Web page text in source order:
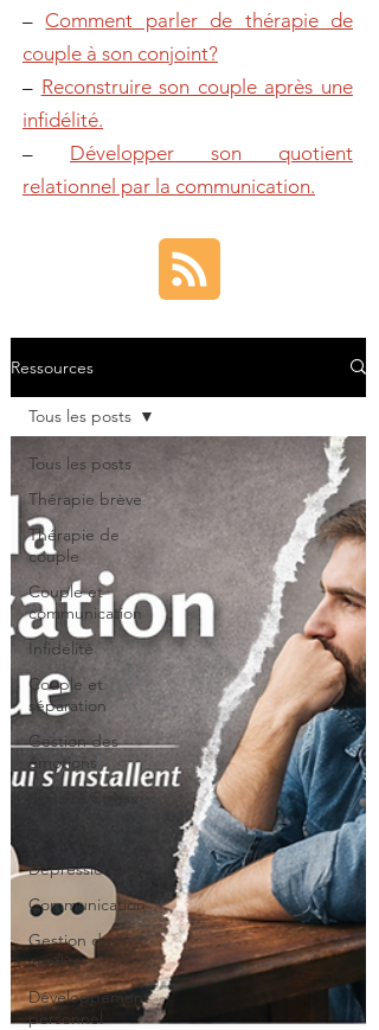
– Comment parler de thérapie de
couple à son conjoint?
– Reconstruire son couple après une
infidélité.
– Développer son quotient
relationnel par la communication.
Ressources
Tous les posts
Thérapie brève
Thérapie de
couple
Couple et
communication
Infidélité
Couple et
séparation
Gestion des
émotions
Anxiété/Stress
Dépression
Communication
Gestion des
conflits
Développement
personnel
Tous les posts